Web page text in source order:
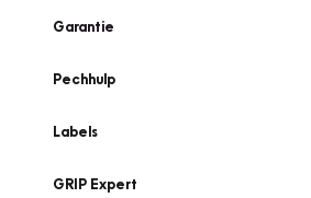
Garantie
Pechhulp
Labels
GRIP Expert